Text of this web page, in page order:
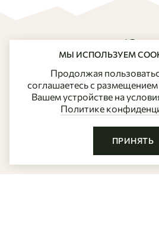
МЫ ИСПОЛЬЗУЕМ
Продолжая
соглашаетесь с
Вашем устройстве на
Политике
ПРИНЯТЬ